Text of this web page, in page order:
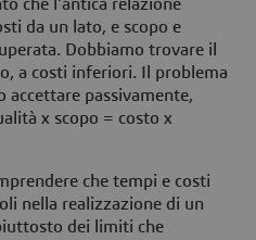
che l’antica relazione
da un lato, e scopo e
Dobbiamo trovare il
a costi inferiori. Il problema
accettare passivamente,
x scopo = costo x
che tempi e costi
nella realizzazione di un
dei limiti che